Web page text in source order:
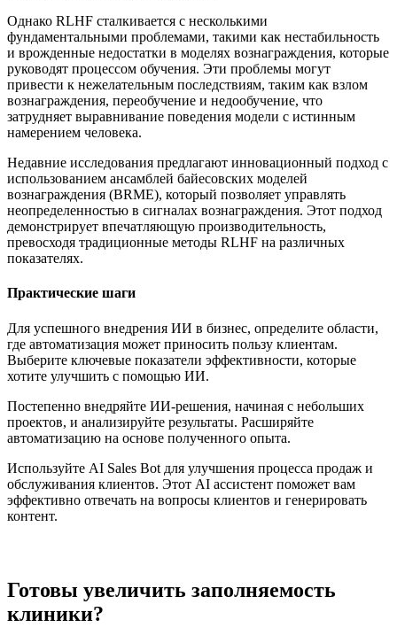
Однако RLHF сталкивается с несколькими
фундаментальными проблемами, такими как нестабильность
и врожденные недостатки в моделях вознаграждения, которые
руководят процессом обучения. Эти проблемы могут
привести к нежелательным последствиям, таким как взлом
вознаграждения, переобучение и недообучение, что
затрудняет выравнивание поведения модели с истинным
намерением человека.
Недавние исследования предлагают инновационный подход с
использованием ансамблей байесовских моделей
вознаграждения (BRME), который позволяет управлять
неопределенностью в сигналах вознаграждения. Этот подход
демонстрирует впечатляющую производительность,
превосходя традиционные методы RLHF на различных
показателях.
Практические шаги
Для успешного внедрения ИИ в бизнес, определите области,
где автоматизация может приносить пользу клиентам.
Выберите ключевые показатели эффективности, которые
хотите улучшить с помощью ИИ.
Постепенно внедряйте ИИ-решения, начиная с небольших
проектов, и анализируйте результаты. Расширяйте
автоматизацию на основе полученного опыта.
Используйте AI Sales Bot для улучшения процесса продаж и
обслуживания клиентов. Этот AI ассистент поможет вам
эффективно отвечать на вопросы клиентов и генерировать
контент.
Готовы увеличить заполняемость
клиники?